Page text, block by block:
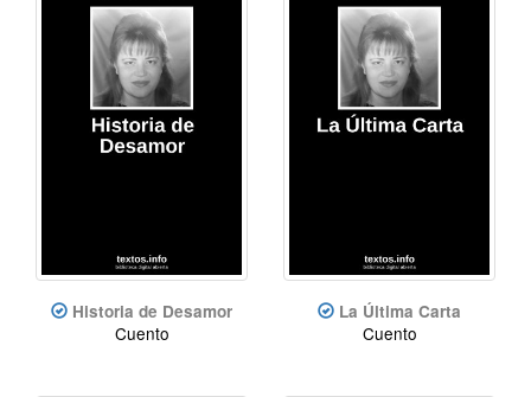
Historia de Desamor
Cuento
La Última Carta
Cuento